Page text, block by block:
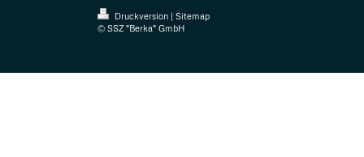
Druckversion | Sitemap
© SSZ "Berka" GmbH